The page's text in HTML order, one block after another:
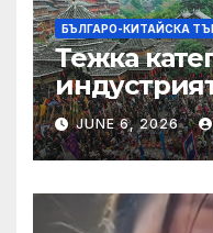
БЪЛГАРО-КИТАЙСКА
Тежка
алианс за
слънчева
JUNE 6, 2026